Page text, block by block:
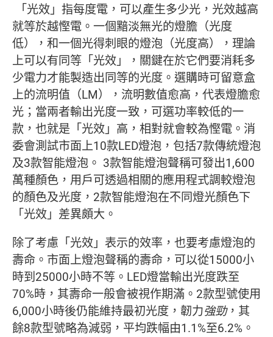
「光效」指每度電，可以產生多少光，光效越高
就等於越慳電。一個黯淡無光的燈膽（光度
低），和一個光得刺眼的燈泡（光度高），理論
上可以有同等「光效」，關鍵在於它們要消耗多
少電力才能製造出同等的光度。選購時可留意盒
上的流明值（LM），流明數值愈高，代表燈膽愈
光；當兩者輸出光度一致，可選功率較低的一
款，也就是「光效」高，相對就會較為慳電。消
委會測試市面上10款LED燈泡，包括7款傳統燈泡
及3款智能燈泡。 3款智能燈泡聲稱可發出1,600
萬種顏色，用戶可透過相關的應用程式調較燈泡
的顏色及光度，2款智能燈泡在不同燈光顏色下
「光效」差異頗大。
除了考慮「光效」表示的效率，也要考慮燈泡的
壽命。市面上燈泡聲稱的壽命，可以從15000小
時到25000小時不等。LED燈當輸出光度跌至
70%時，其壽命一般會被視作期滿。2款型號使用
6,000小時後仍能維持最初光度，韌力強勁，其
餘8款型號略為減弱，平均跌幅由1.1%至6.2%。